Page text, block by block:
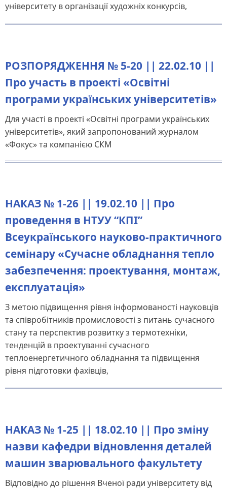
університету в організації художніх конкурсів,
РОЗПОРЯДЖЕННЯ № 5-20 || 22.02.10 ||
Про участь в проекті «Освітні
програми українських університетів»
Для участі в проекті «Освітні програми українських
університетів», який запропонований журналом
«Фокус» та компанією СКМ
НАКАЗ № 1-26 || 19.02.10 || Про
проведення в НТУУ “КПІ”
Всеукраїнського науково-практичного
семінару «Сучасне обладнання тепло
забезпечення: проектування, монтаж,
експлуатація»
З метою підвищення рівня інформованості науковців
та співробітників промисловості з питань сучасного
стану та перспектив розвитку з термотехніки,
тенденцій в проектуванні сучасного
теплоенергетичного обладнання та підвищення
рівня підготовки фахівців,
НАКАЗ № 1-25 || 18.02.10 || Про зміну
назви кафедри відновлення деталей
машин зварювального факультету
Відповідно до рішення Вченої ради університету від